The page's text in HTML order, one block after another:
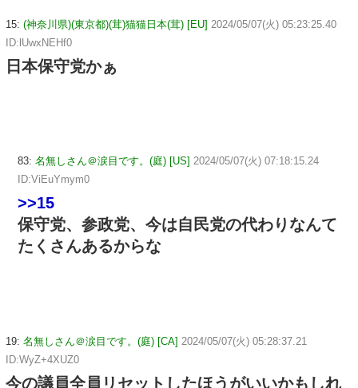
15: (神奈川県)(東京都)(茸)猫猫日本(茸) [EU] 2024/05/07(火) 05:23:25.40
ID:lUwxNEHf0
日本保守党かぁ
83: 名無しさん＠涙目です。(庭) [US] 2024/05/07(火) 07:18:15.24
ID:ViEuYmym0
>>15
保守党、参政党、今は自民党の代わりなんて
たくさんあるからな
19: 名無しさん＠涙目です。(庭) [CA] 2024/05/07(火) 05:28:37.21
ID:WyZ+4XUZ0
今の議員全員リセットしたほうがいいかもしれ